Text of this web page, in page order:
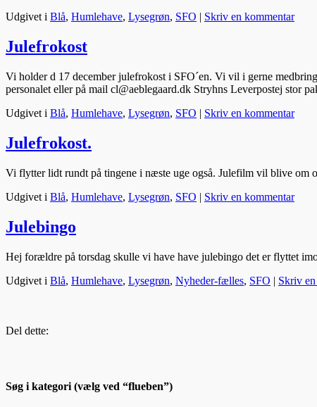
Udgivet i Blå, Humlehave, Lysegrøn, SFO | Skriv en kommentar
Julefrokost
Vi holder d 17 december julefrokost i SFO´en. Vi vil i gerne
personalet eller på mail cl@aeblegaard.dk Stryhns Leverpostej stor
Udgivet i Blå, Humlehave, Lysegrøn, SFO | Skriv en kommentar
Julefrokost.
Vi flytter lidt rundt på tingene i næste uge også. Julefilm vil blive om
Udgivet i Blå, Humlehave, Lysegrøn, SFO | Skriv en kommentar
Julebingo
Hej forældre på torsdag skulle vi have have julebingo det er flyttet
Udgivet i Blå, Humlehave, Lysegrøn, Nyheder-fælles, SFO | Skriv
Del dette:
Søg i kategori (vælg ved “flueben”)